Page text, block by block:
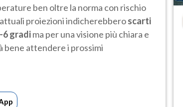
ben oltre la norma con rischio
proiezioni indicherebberoscarti
6 gradima per una visione più chiara e
bene attendere i prossimi